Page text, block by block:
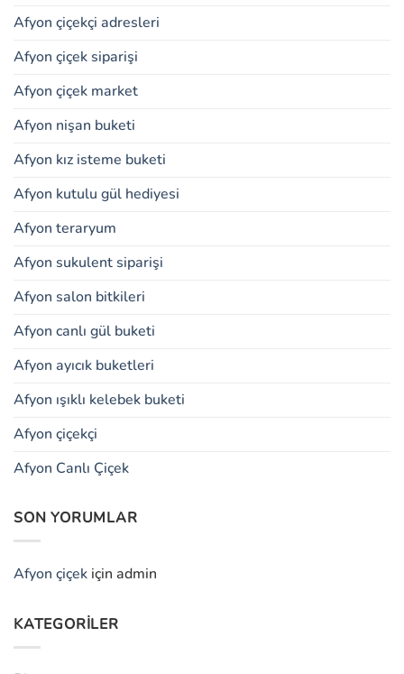
Afyon çiçekçi adresleri
Afyon çiçek siparişi
Afyon çiçek market
Afyon nişan buketi
Afyon kız isteme buketi
Afyon kutulu gül hediyesi
Afyon teraryum
Afyon sukulent siparişi
Afyon salon bitkileri
Afyon canlı gül buketi
Afyon ayıcık buketleri
Afyon ışıklı kelebek buketi
Afyon çiçekçi
Afyon Canlı Çiçek
SON YORUMLAR
Afyon çiçek için admin
KATEGORILER